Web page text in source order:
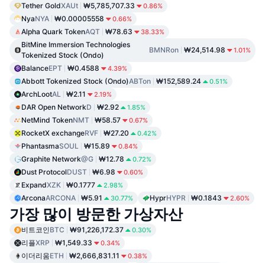
Tether GoldXAUt ₩5,785,707.33 0.86%
NyaNYA ₩0.00005558 0.66%
Alpha Quark TokenAQT ₩78.63 38.33%
BitMine Immersion Technologies
Tokenized Stock (Ondo)
BMNRon ₩24,514.98 1.01%
BalanceEPT ₩0.4588 4.39%
Abbott Tokenized Stock (Ondo)ABTon ₩152,589.24 0.51%
ArchLootAL ₩2.11 2.19%
DAR Open NetworkD ₩2.92 1.85%
NetMind TokenNMT ₩58.57 0.67%
RocketX exchangeRVF ₩27.20 0.42%
PhantasmaSOUL ₩15.89 0.84%
Graphite Network@G ₩12.78 0.72%
Dust ProtocolDUST ₩6.98 0.60%
ExpandXZK ₩0.1777 2.98%
ArconaARCONA ₩5.91 30.77% HyprHYPR ₩0.1843 2.60%
가장 많이 방문한 가상자산
비트코인BTC ₩91,226,172.37 0.30%
리플XRP ₩1,549.33 0.34%
이더리움ETH ₩2,666,831.11 0.38%